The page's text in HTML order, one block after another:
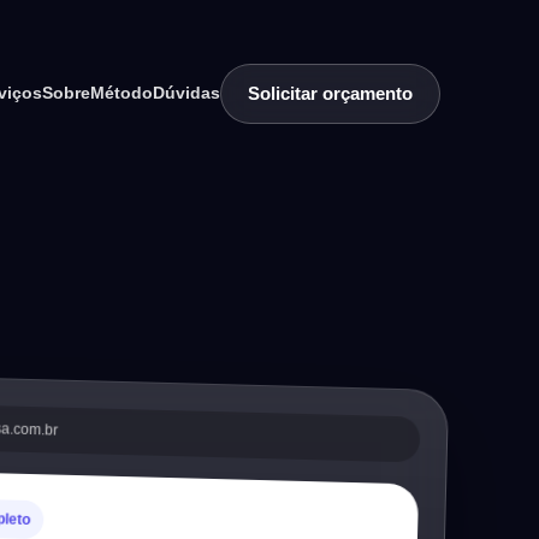
SobreMétodoDúvidas Solicitar orçamento